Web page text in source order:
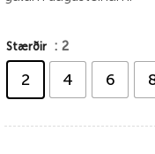
Stærðir : 2
2 4 6